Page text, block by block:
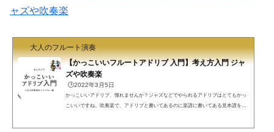
ャズや吹奏楽
大人のフルート演奏
【かっこいいフルートアドリブ 入門】考え方入門 ジャ
ズや吹奏楽
🕒️2022年3月5日
かっこいいアドリブ、憧れませんか？ジャズなどでやられるアドリブはとてもかっ
こいいですね。吹奏楽で、アドリブと書いてあるのに楽譜に書いてある見本譜を吹